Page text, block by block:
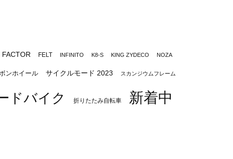
FACTOR FELT INFINITO K8-S KING ZYDECO NOZA
ンホイール サイクルモード 2023 スカンジウムフレーム
ドバイク 折りたたみ自転車
新着中